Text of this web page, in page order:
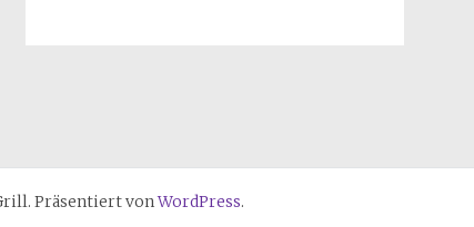
Präsentiert vonWordPress.